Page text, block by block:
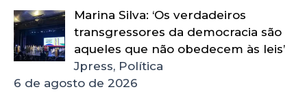
Marina Silva: ‘Os verdadeiros
transgressores da democracia são
aqueles que não obedecem às leis’
Jpress, Política
6 de agosto de 2026